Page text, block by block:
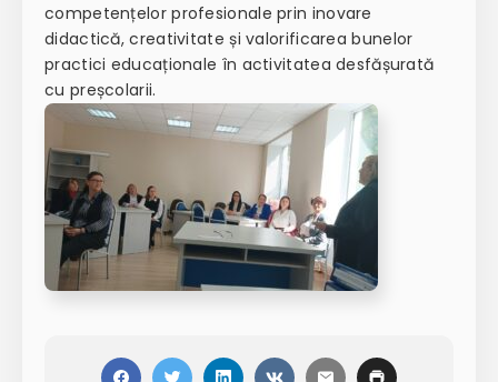
competențelor profesionale prin inovare
didactică, creativitate și valorificarea bunelor
practici educaționale în activitatea desfășurată
cu preșcolarii.